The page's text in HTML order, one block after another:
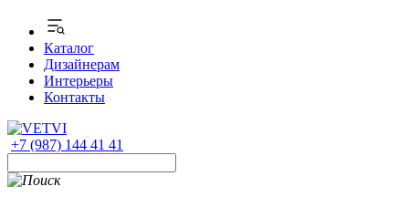
Каталог
Дизайнерам
Интерьеры
Контакты
+7 (987) 144 41 41